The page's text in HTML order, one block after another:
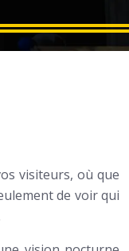
visiteurs, où que
de voir qui